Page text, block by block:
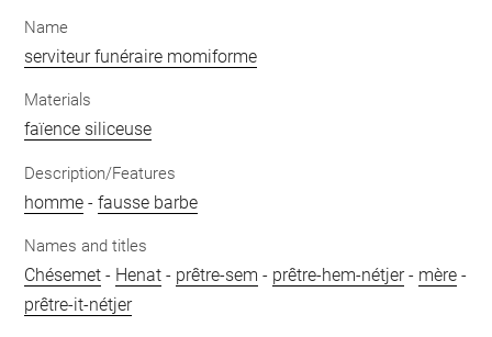
Name
serviteur funéraire momiforme
Materials
faïence siliceuse
Description/Features
homme -fausse barbe
Names and titles
Chésemet - Henat - prêtre-sem - prêtre-hem-nétjer- mère -
prêtre-it-nétjer